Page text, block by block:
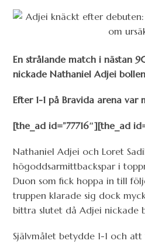
En strålande match i nästan
nickade Nathaniel Adjei
Efter 1-1 på Bravida arena
[the_ad id=”77716″][the_ad
Nathaniel Adjei och Loret
högoddsarmittbackspar i
Duon som fick hoppa in till
truppen klarade sig dock
bittra slutet då Adjei nickade
Självmålet betydde 1-1 och